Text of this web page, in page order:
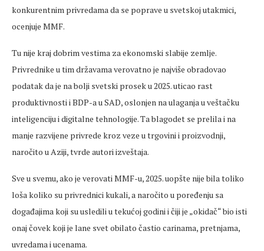
konkurentnim privredama da se poprave u svetskoj utakmici,
ocenjuje MMF.
Tu nije kraj dobrim vestima za ekonomski slabije zemlje.
Privrednike u tim državama verovatno je najviše obradovao
podatak da je na bolji svetski prosek u 2025. uticao rast
produktivnosti i BDP-a u SAD, oslonjen na ulaganja u veštačku
inteligenciju i digitalne tehnologije. Ta blagodet se prelila i na
manje razvijene privrede kroz veze u trgovini i proizvodnji,
naročito u Aziji, tvrde autori izveštaja.
Sve u svemu, ako je verovati MMF-u, 2025. uopšte nije bila toliko
loša koliko su privrednici kukali, a naročito u poređenju sa
događajima koji su usledili u tekućoj godini i čiji je „okidač“ bio isti
onaj čovek koji je lane svet obilato častio carinama, pretnjama,
uvredama i ucenama.